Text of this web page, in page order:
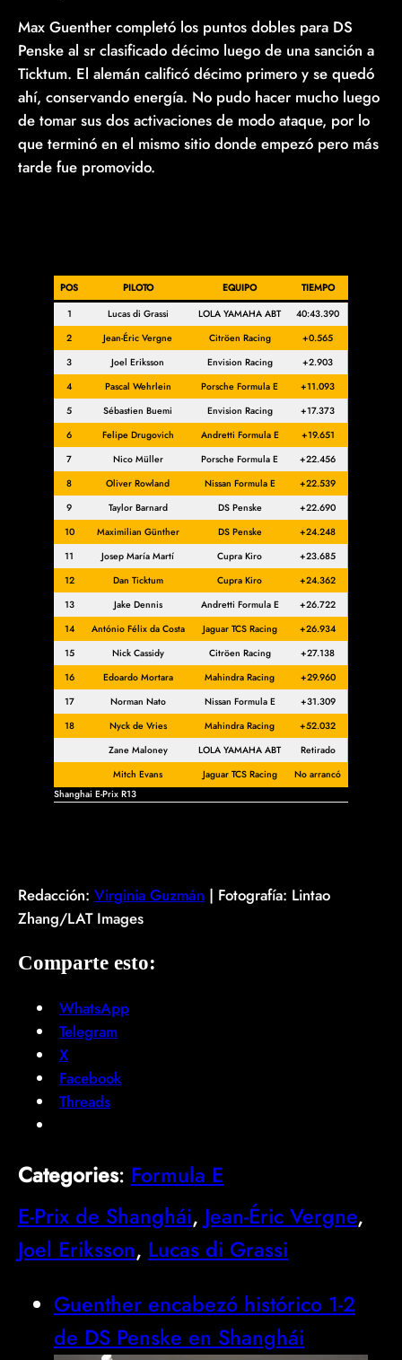
Max Guenther completó los puntos dobles para DS
Penske al sr clasificado décimo luego de una sanción a
Ticktum. El alemán calificó décimo primero y se quedó
ahí, conservando energía. No pudo hacer mucho luego
de tomar sus dos activaciones de modo ataque, por lo
que terminó en el mismo sitio donde empezó pero más
tarde fue promovido.
POS PILOTO EQUIPO
TIEMPO
1
Lucas di Grassi LOLA YAMAHA ABT
40:43.390
2
Jean-Éric Vergne Citröen Racing
+0.565
3
Joel Eriksson Envision Racing
+2.903
4
Pascal Wehrlein Porsche Formula E
+11.093
5
Sébastien Buemi Envision Racing
+17.373
6
Felipe Drugovich Andretti Formula E
+19.651
7
Nico Müller Porsche Formula E
+22.456
8
Oliver Rowland Nissan Formula E
+22.539
9
Taylor Barnard DS Penske
+22.690
10
Maximilian Günther DS Penske
+24.248
11
Josep María Martí Cupra Kiro
+23.685
12
Dan Ticktum Cupra Kiro
+24.362
13
Jake Dennis Andretti Formula E
+26.722
14
António Félix da Costa Jaguar TCS Racing
+26.934
15
Nick Cassidy Citröen Racing
+27.138
16
Edoardo Mortara Mahindra Racing
+29.960
17
Norman Nato Nissan Formula E
+31.309
18
Nyck de Vries Mahindra Racing
+52.032
Zane Maloney
LOLA YAMAHA ABT
Retirado
Mitch Evans
Jaguar TCS Racing
No arrancó
Shanghai E-Prix R13
Redacción: Virginia Guzmán | Fotografía: Lintao
Zhang/LAT Images
Comparte esto:
WhatsApp
Telegram
X
Facebook
Threads
Categories: Formula E
E-Prix de Shanghái, Jean-Éric Vergne
Joel Eriksson, Lucas di Grassi
Guenther encabezó histórico 1-2
de DS Penske en Shanghái